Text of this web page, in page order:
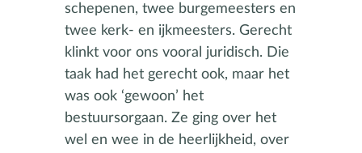
schepenen, twee burgemeesters en
twee kerk- en ijkmeesters. Gerecht
klinkt voor ons vooral juridisch. Die
taak had het gerecht ook, maar het
was ook ‘gewoon’ het
bestuursorgaan. Ze ging over het
wel en wee in de heerlijkheid, over